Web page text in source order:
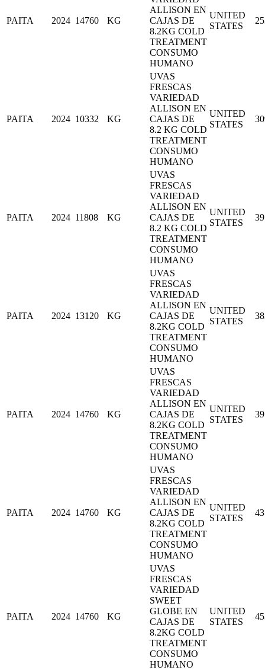
PAITA 2024 14760 KG
ALLISON EN
CAJAS DE
8.2KG COLD
TREATMENT
CONSUMO
HUMANO
UNITED
STATES
PAITA 2024 10332 KG
UVAS
FRESCAS
VARIEDAD
ALLISON EN
CAJAS DE
8.2 KG COLD
TREATMENT
CONSUMO
HUMANO
UNITED
STATES
PAITA 2024 11808 KG
UVAS
FRESCAS
VARIEDAD
ALLISON EN
CAJAS DE
8.2 KG COLD
TREATMENT
CONSUMO
HUMANO
UNITED
STATES
PAITA 2024 13120 KG
UVAS
FRESCAS
VARIEDAD
ALLISON EN
CAJAS DE
8.2KG COLD
TREATMENT
CONSUMO
HUMANO
UNITED
STATES
PAITA 2024 14760 KG
UVAS
FRESCAS
VARIEDAD
ALLISON EN
CAJAS DE
8.2KG COLD
TREATMENT
CONSUMO
HUMANO
UNITED
STATES
PAITA 2024 14760 KG
UVAS
FRESCAS
VARIEDAD
ALLISON EN
CAJAS DE
8.2KG COLD
TREATMENT
CONSUMO
HUMANO
UNITED
STATES
PAITA 2024 14760 KG
UVAS
FRESCAS
VARIEDAD
SWEET
GLOBE EN
CAJAS DE
8.2KG COLD
TREATMENT
CONSUMO
HUMANO
UNITED
STATES